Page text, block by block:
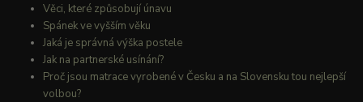
Věci, které způsobují únavu
Spánek ve vyšším věku
Jaká je správná výška postele
Jak na partnerské usínání?
Proč jsou matrace vyrobené v Česku a na Slovensku tou nejlepší
volbou?